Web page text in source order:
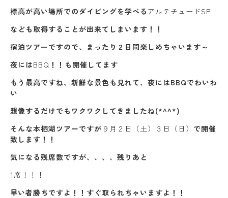
標高が高い場所でのダイビングを学べる アルテチュードSP
なども取得することが出来てしまいます！！
宿泊ツアーですので、まったり２日間楽しめちゃいます～
夜にはBBQ ！！も開催してます
もう最高ですね、新鮮な景色も見れて、夜にはBBQでわいわ
い
想像するだけでもワクワクしてきましたね(*^^*)
そんな本栖湖ツアーですが ９月２日（土）３日（日） で開催
致します！！
気になる残席数ですが、、、、残りあと
1席！！！
早い者勝ちですよ！！すぐ取られちゃいますよ！！